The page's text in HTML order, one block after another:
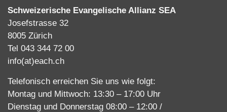
Schweizerische Evangelische Allianz SEA
Josefstrasse 32
8005 Zürich
Tel 043 344 72 00
info(at)each.ch
Telefonisch erreichen Sie uns wie folgt:
Montag und Mittwoch: 13:30 – 17:00 Uhr
Dienstag und Donnerstag 08:00 – 12:00 /